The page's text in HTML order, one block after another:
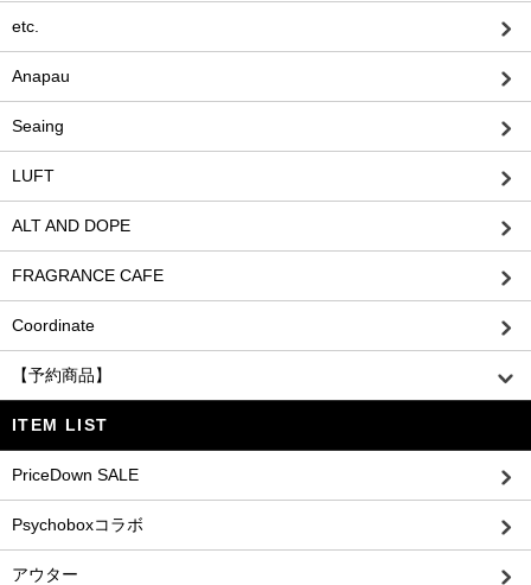
etc.
Anapau
Seaing
LUFT
ALT AND DOPE
FRAGRANCE CAFE
Coordinate
【予約商品】
ITEM LIST
PriceDown SALE
Psychoboxコラボ
アウター